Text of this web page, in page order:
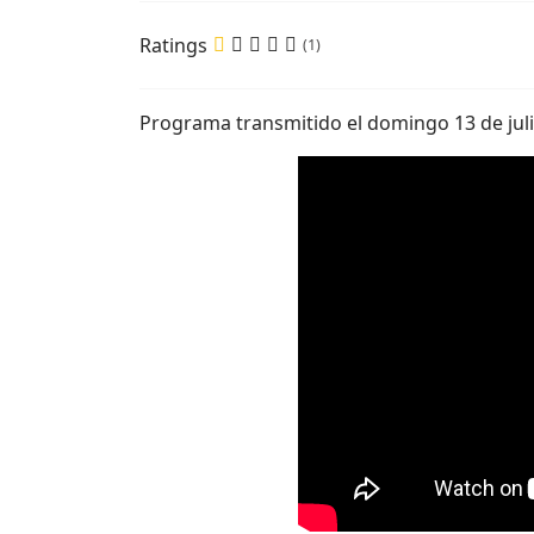
Ratings (1)
Programa transmitido el domingo 13 de